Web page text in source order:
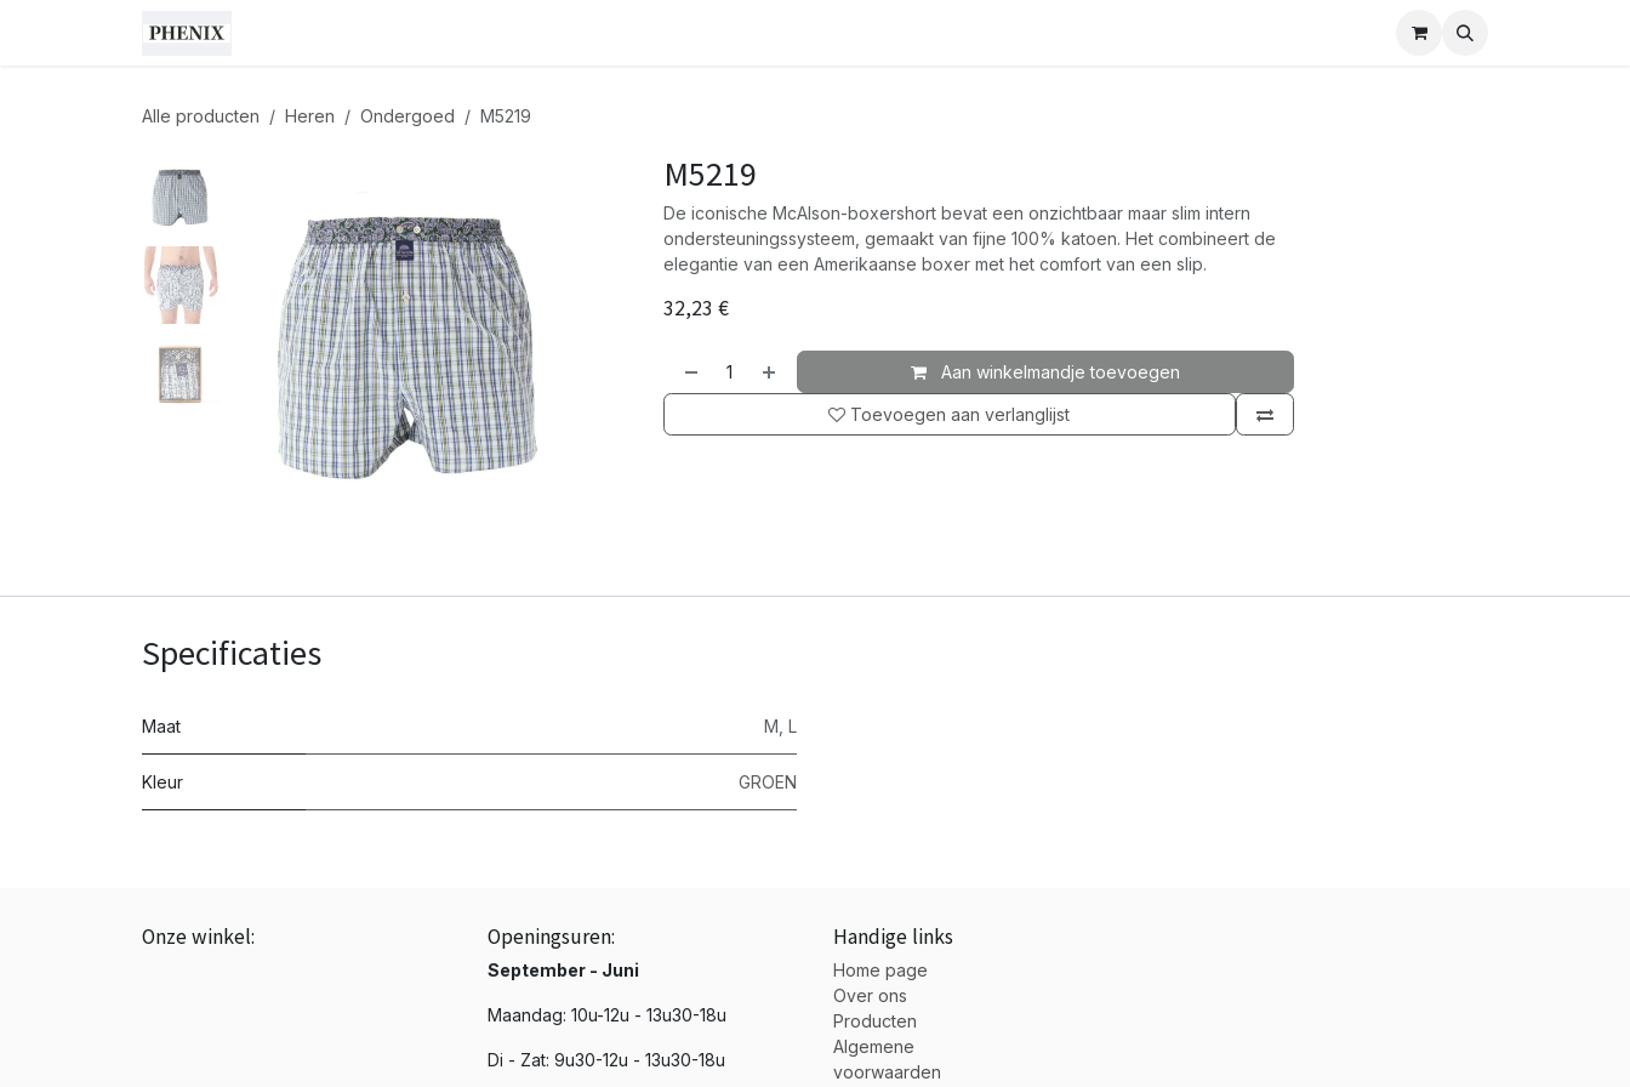
Alle producten Heren Ondergoed M5219
M5219
De iconische McAlson-boxershort bevat een onzichtbaar maar slim intern
ondersteuningssysteem, gemaakt van fijne 100% katoen. Het combineert de
elegantie van een Amerikaanse boxer met het comfort van een slip.
32,23 €
Aan winkelmandje toevoegen
Toevoegen aan verlanglijst
Specificaties
Maat M L
Kleur GROEN
Onze winkel: Openingsuren:
September - Juni
Maandag: 10u-12u - 13u30-18u
Di - Zat: 9u30-12u - 13u30-18u
Handige links
Home page
Over ons
Producten
Algemene
voorwaarden